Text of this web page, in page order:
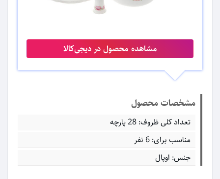
مشاهده محصول در دیجی‌کالا
مشخصات محصول
تعداد کلی ظروف: 28 پارچه
مناسب برای: 6 نفر
جنس: اوپال